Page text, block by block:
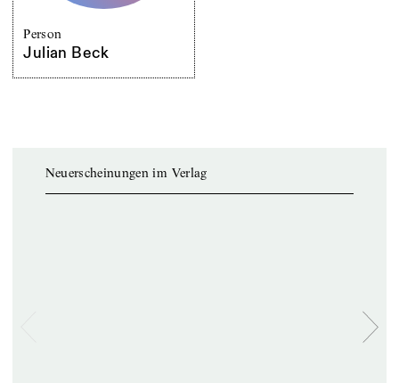
Person
Julian Beck
Neuerscheinungen im Verlag